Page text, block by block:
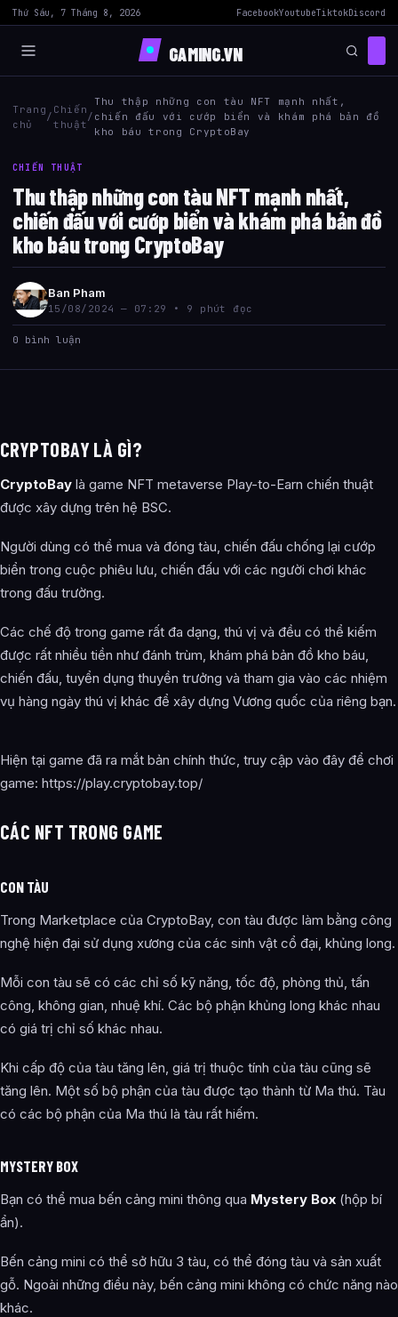
Thứ Sáu, 7 Tháng 8, 2026 FacebookYoutubeTiktokDiscord
GAMING.VN
Trang
chủ
/
Chiến
thuật
/
Thu thập những con tàu NFT mạnh nhất,
chiến đấu với cướp biển và khám phá bản đồ
kho báu trong CryptoBay
CHIẾN THUẬT
Thu thập những con tàu NFT mạnh nhất,
chiến đấu với cướp biển và khám phá bản đồ
kho báu trong CryptoBay
Ban Pham
15/08/2024 — 07:29 • 9 phút đọc
0 bình luận
CRYPTOBAY LÀ GÌ?
CryptoBay là game NFT metaverse Play-to-Earn chiến thuật
được xây dựng trên hệ BSC.
Người dùng có thể mua và đóng tàu, chiến đấu chống lại cướp
biển trong cuộc phiêu lưu, chiến đấu với các người chơi khác
trong đấu trường.
Các chế độ trong game rất đa dạng, thú vị và đều có thể kiếm
được rất nhiều tiền như đánh trùm, khám phá bản đồ kho báu,
chiến đấu, tuyển dụng thuyền trưởng và tham gia vào các nhiệm
vụ hàng ngày thú vị khác để xây dựng Vương quốc của riêng bạn.
Hiện tại game đã ra mắt bản chính thức, truy cập vào đây để chơi
game: https://play.cryptobay.top/
CÁC NFT TRONG GAME
CON TÀU
Trong Marketplace của CryptoBay, con tàu được làm bằng công
nghệ hiện đại sử dụng xương của các sinh vật cổ đại, khủng long.
Mỗi con tàu sẽ có các chỉ số kỹ năng, tốc độ, phòng thủ, tấn
công, không gian, nhuệ khí. Các bộ phận khủng long khác nhau
có giá trị chỉ số khác nhau.
Khi cấp độ của tàu tăng lên, giá trị thuộc tính của tàu cũng sẽ
tăng lên. Một số bộ phận của tàu được tạo thành từ Ma thú. Tàu
có các bộ phận của Ma thú là tàu rất hiếm.
MYSTERY BOX
Bạn có thể mua bến cảng mini thông qua Mystery Box (hộp bí
ẩn).
Bến cảng mini có thể sở hữu 3 tàu, có thể đóng tàu và sản xuất
gỗ. Ngoài những điều này, bến cảng mini không có chức năng nào
khác.